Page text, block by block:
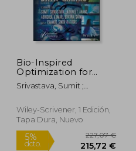
dcto.
Bio-Inspired
Optimization for
Medical Data (en
Inglés)
Srivastava, Sumit ;
Kumar, Abhishek
Wiley-Scrivener, 1 Edición,
Tapa Dura, Nuevo